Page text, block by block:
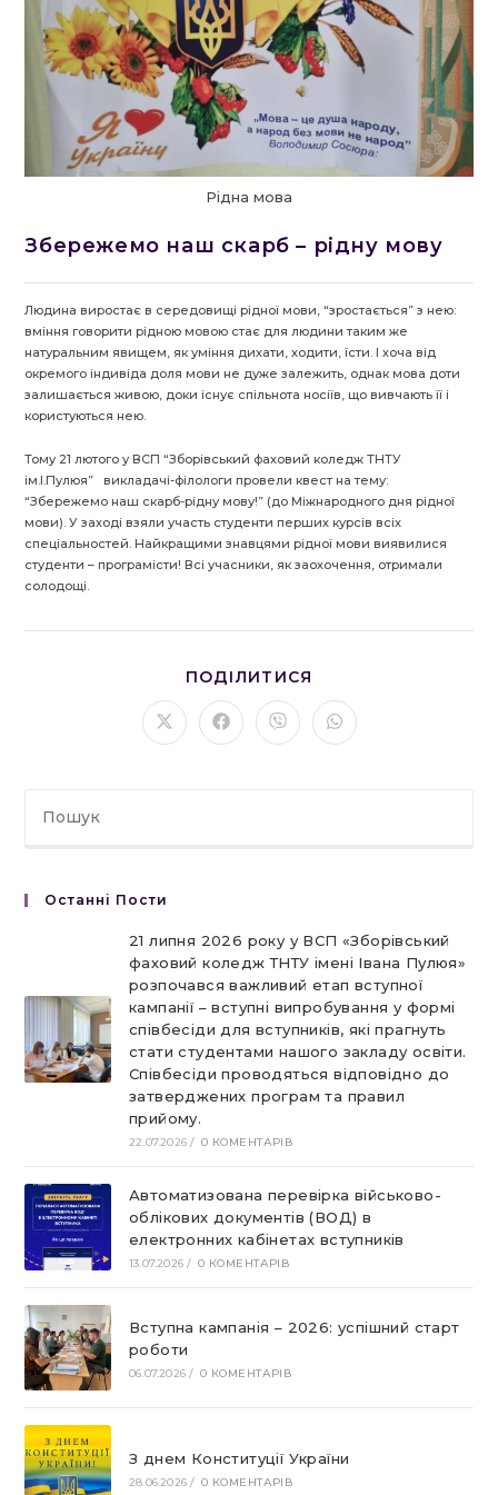
Рідна мова
Збережемо наш скарб – рідну мову
Людина виростає в середовищі рідної мови, “зростається” з нею:
вміння говорити рідною мовою стає для людини таким же
натуральним явищем, як уміння дихати, ходити, їсти. І хоча від
окремого індивіда доля мови не дуже залежить, однак мова доти
залишається живою, доки існує спільнота носіїв, що вивчають її і
користуються нею.
Тому 21 лютого у ВСП “Зборівський фаховий коледж ТНТУ
ім.І.Пулюя” викладачі-філологи провели квест на тему:
“Збережемо наш скарб-рідну мову!” (до Міжнародного дня рідної
мови). У заході взяли участь студенти перших курсів всіх
спеціальностей. Найкращими знавцями рідної мови виявилися
студенти – програмісти! Всі учасники, як заохочення, отримали
солодощі.
ПОДІЛИТИСЯ
ЦИМ
ВМІСТОМ
Відкрити
в
Відкрити
в
Відкрити
в
Відкрити
в
Останні Пости
21 липня 2026 року у ВСП «Зборівський
фаховий коледж ТНТУ імені Івана Пулюя»
розпочався важливий етап вступної
кампанії – вступні випробування у формі
співбесіди для вступників, які прагнуть
стати студентами нашого закладу освіти.
Співбесіди проводяться відповідно до
затверджених програм та правил
прийому.
22.07.2026 / 0 КОМЕНТАРІВ
Автоматизована перевірка військово-
облікових документів (ВОД) в
електронних кабінетах вступників
13.07.2026 / 0 КОМЕНТАРІВ
Вступна кампанія – 2026: успішний старт
роботи
06.07.2026 / 0 КОМЕНТАРІВ
З днем Конституції України
28.06.2026 / 0 КОМЕНТАРІВ